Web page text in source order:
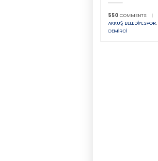
550 COMMENTS |
AKKUŞ BELEDIYESPOR,
DEMIRCI